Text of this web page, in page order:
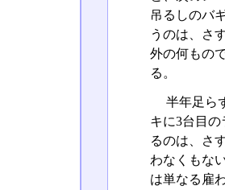
吊るしのバ
うのは、さ
外の何もの
る。
半年足ら
キに3台目の
るのは、さ
わなくもな
は単なる雇